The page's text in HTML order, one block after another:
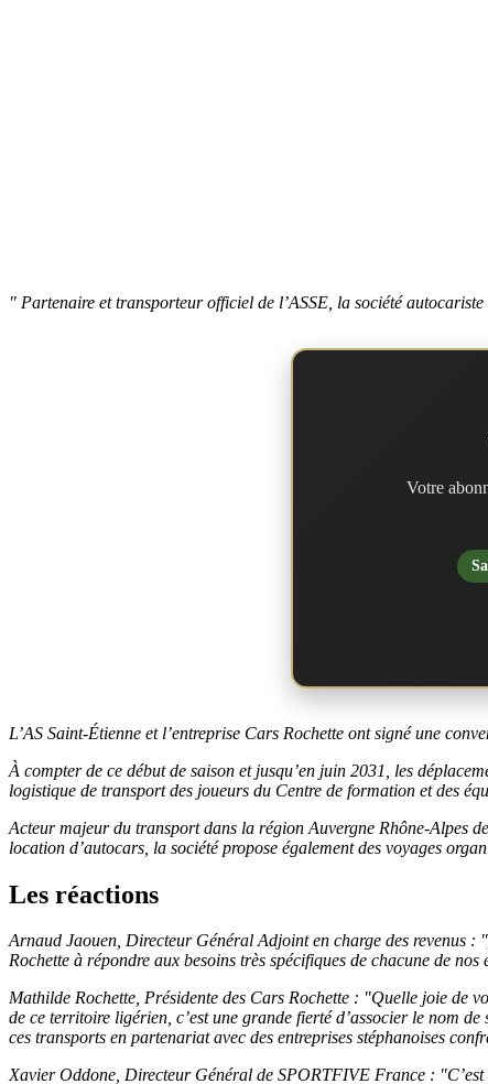
" Partenaire et transporteur officiel de l’ASSE, la société
Votre
L’AS Saint-Étienne et l’entreprise Cars Rochette ont signé une
À compter de ce début de saison et jusqu’en juin 2031, les
logistique de transport des joueurs du Centre de formation et des
Acteur majeur du transport dans la région Auvergne Rhône-Alpes
location d’autocars, la société propose également des voyages
Les réactions
Arnaud Jaouen, Directeur Général Adjoint en charge des revenus :
Rochette à répondre aux besoins très spécifiques de chacune de
Mathilde Rochette, Présidente des Cars Rochette : "Quelle joie de
de ce territoire ligérien, c’est une grande fierté d’associer le nom
ces transports en partenariat avec des entreprises stéphanoises
Xavier Oddone, Directeur Général de SPORTFIVE France :